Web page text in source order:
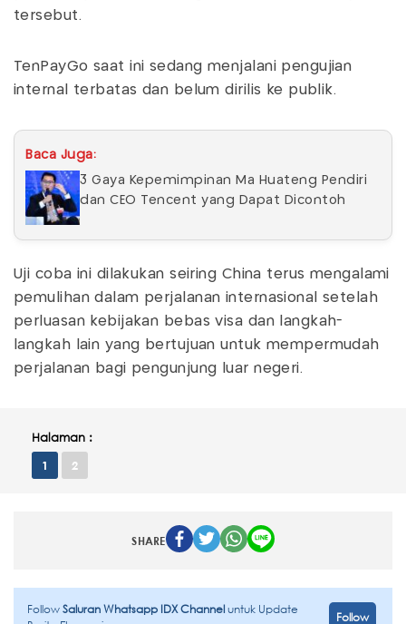
tersebut.
TenPayGo saat ini sedang menjalani pengujian
internal terbatas dan belum dirilis ke publik.
Baca Juga:
3 Gaya Kepemimpinan Ma Huateng Pendiri
dan CEO Tencent yang Dapat Dicontoh
Uji coba ini dilakukan seiring China terus mengalami
pemulihan dalam perjalanan internasional setelah
perluasan kebijakan bebas visa dan langkah-
langkah lain yang bertujuan untuk mempermudah
perjalanan bagi pengunjung luar negeri.
Halaman :
1 2
SHARE
FollowSaluran Whatsapp IDX Channeluntuk Update
Follow